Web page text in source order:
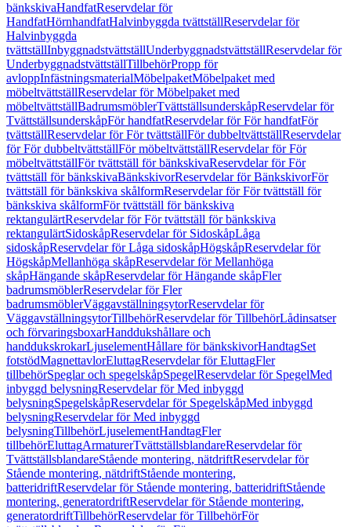
bänkskivaHandfatReservdelar för
HandfatHörnhandfatHalvinbyggda tvättställReservdelar för
Halvinbyggda
tvättställInbyggnadstvättställUnderbyggnadstvättställReservdelar för
UnderbyggnadstvättställTillbehörPropp för
avloppInfästningsmaterialMöbelpaketMöbelpaket med
möbeltvättställReservdelar för Möbelpaket med
möbeltvättställBadrumsmöblerTvättställsunderskåpReservdelar för
TvättställsunderskåpFör handfatReservdelar för För handfatFör
tvättställReservdelar för För tvättställFör dubbeltvättställReservdelar
för För dubbeltvättställFör möbeltvättställReservdelar för För
möbeltvättställFör tvättställ för bänkskivaReservdelar för För
tvättställ för bänkskivaBänkskivorReservdelar för BänkskivorFör
tvättställ för bänkskiva skålformReservdelar för För tvättställ för
bänkskiva skålformFör tvättställ för bänkskiva
rektangulärtReservdelar för För tvättställ för bänkskiva
rektangulärtSidoskåpReservdelar för SidoskåpLåga
sidoskåpReservdelar för Låga sidoskåpHögskåpReservdelar för
HögskåpMellanhöga skåpReservdelar för Mellanhöga
skåpHängande skåpReservdelar för Hängande skåpFler
badrumsmöblerReservdelar för Fler
badrumsmöblerVäggavställningsytorReservdelar för
VäggavställningsytorTillbehörReservdelar för TillbehörLådinsatser
och förvaringsboxarHanddukshållare och
handdukskrokarLjuselementHållare för bänkskivorHandtagSet
fotstödMagnettavlorEluttagReservdelar för EluttagFler
tillbehörSpeglar och spegelskåpSpegelReservdelar för SpegelMed
inbyggd belysningReservdelar för Med inbyggd
belysningSpegelskåpReservdelar för SpegelskåpMed inbyggd
belysningReservdelar för Med inbyggd
belysningTillbehörLjuselementHandtagFler
tillbehörEluttagArmaturerTvättställsblandareReservdelar för
TvättställsblandareStående montering, nätdriftReservdelar för
Stående montering, nätdriftStående montering,
batteridriftReservdelar för Stående montering, batteridriftStående
montering, generatordriftReservdelar för Stående montering,
generatordriftTillbehörReservdelar för TillbehörFör